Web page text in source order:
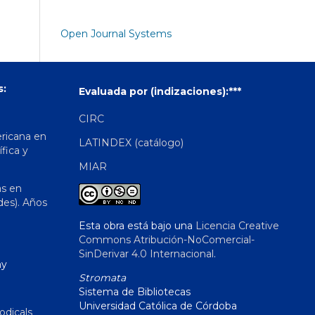
Open Journal Systems
en
y
en
Años
Evaluada por (indizaciones):***
CIRC
LATINDEX (catálogo)
MIAR
Esta obra está bajo una Licencia Creative
Commons Atribución-NoComercial-
SinDerivar 4.0 Internacional.
Stromata
Sistema de Bibliotecas
Universidad Católica de Córdoba